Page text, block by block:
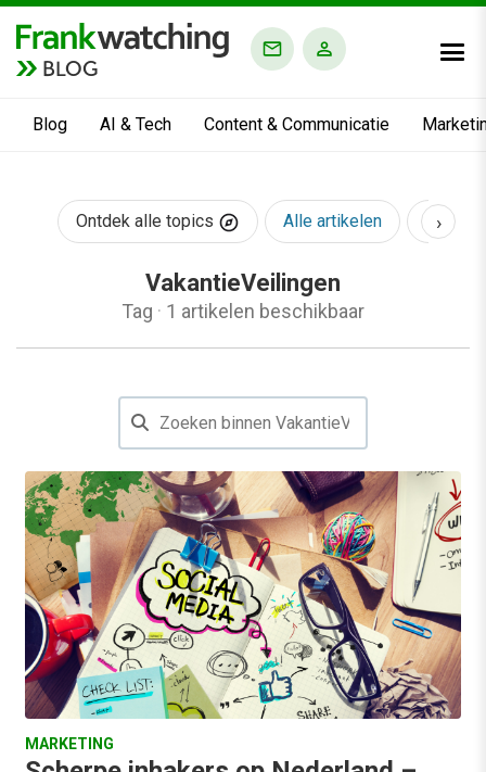
BLOG
Blog AI & Tech Content & Communicatie
Ontdek alle topics Alle artikelen AI &
›
VakantieVeilingen
Tag · 1 artikelen beschikbaar
MARKETING